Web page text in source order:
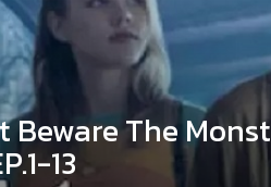
The
13